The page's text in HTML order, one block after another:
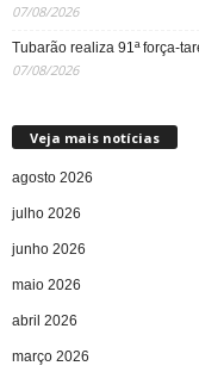
07/08/2026
Tubarão realiza 91ª força-
07/08/2026
Veja mais notícias
agosto 2026
julho 2026
junho 2026
maio 2026
abril 2026
março 2026